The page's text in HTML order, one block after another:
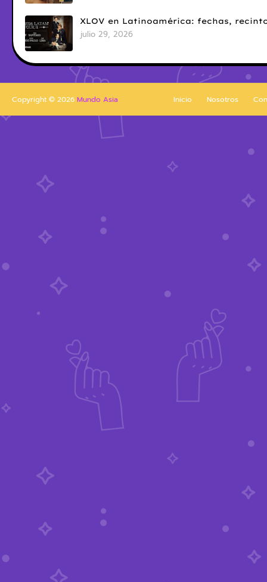
XLOV en Latinoamérica: fechas,
julio 29, 2026
Inicio Nosotros
Copyright © 2026 Mundo Asia